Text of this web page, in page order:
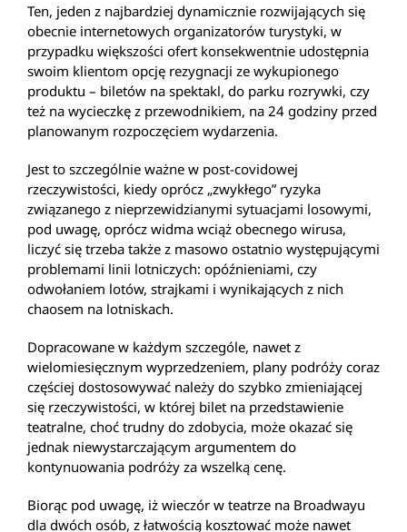
Ten, jeden z najbardziej dynamicznie rozwijających się
obecnie internetowych organizatorów turystyki, w
przypadku większości ofert konsekwentnie udostępnia
swoim klientom opcję rezygnacji ze wykupionego
produktu – biletów na spektakl, do parku rozrywki, czy
też na wycieczkę z przewodnikiem, na 24 godziny przed
planowanym rozpoczęciem wydarzenia.
Jest to szczególnie ważne w post-covidowej
rzeczywistości, kiedy oprócz „zwykłego” ryzyka
związanego z nieprzewidzianymi sytuacjami losowymi,
pod uwagę, oprócz widma wciąż obecnego wirusa,
liczyć się trzeba także z masowo ostatnio występującymi
problemami linii lotniczych: opóźnieniami, czy
odwołaniem lotów, strajkami i wynikających z nich
chaosem na lotniskach.
Dopracowane w każdym szczególe, nawet z
wielomiesięcznym wyprzedzeniem, plany podróży coraz
częściej dostosowywać należy do szybko zmieniającej
się rzeczywistości, w której bilet na przedstawienie
teatralne, choć trudny do zdobycia, może okazać się
jednak niewystarczającym argumentem do
kontynuowania podróży za wszelką cenę.
Biorąc pod uwagę, iż wieczór w teatrze na Broadwayu
dla dwóch osób, z łatwością kosztować może nawet